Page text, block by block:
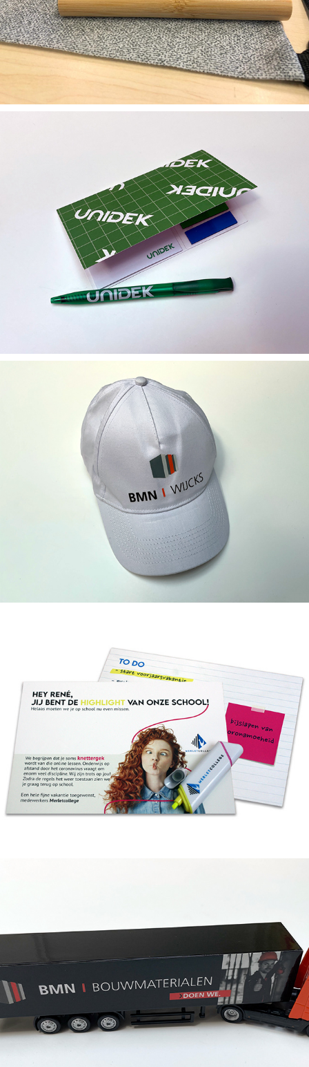
Kantoorartikelen & Schrijfwaren
Textiel
Mailings
Overige